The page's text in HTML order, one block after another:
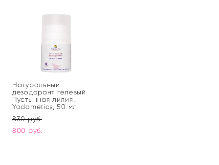
Натуральный
дезодорант гелевый
Пустынная лилия,
Yodometics, 50 мл.
830 pуб.
800 pуб.